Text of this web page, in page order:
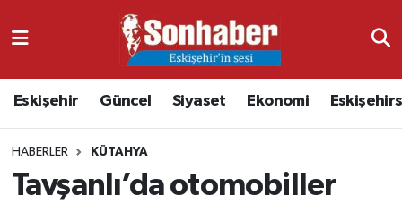
Eskişehir Güncel Siyaset Ekonomi
HABERLER KÜTAHYA
Tavşanlı’da otomobiller
Ekonomi
Nöbetçi Eczaneler
Namaz Vakitleri